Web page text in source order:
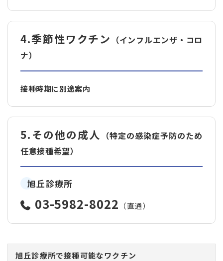
4.季節性ワクチン （インフルエンザ・コロ
ナ）
接種時期に別途案内
5.その他の成人 （特定の感染症予防のため
任意接種希望）
旭丘診療所
03-5982-8022 （直通）
旭丘診療所で接種可能なワクチン